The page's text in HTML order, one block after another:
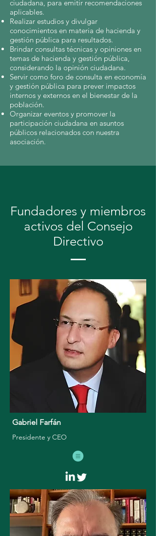
ciudadana, para emitir recomendaciones
aplicables.
Realizar estudios y divulgar
conocimientos en materia de hacienda y
gestión pública para resultados.
Brindar consultas técnicas y opiniones en
temas de hacienda y gestión pública,
considerando la opinión ciudadana.
Servir como foro de consulta en economía
y gestión pública para prever impactos
internos y externos en el bienestar de la
población.
Organizar eventos y promover la
participación ciudadana en asuntos
públicos relacionados con nuestra
asociación.
Fundadores y miembros
activos del Consejo
Directivo
Gabriel Farfán
Presidente y CEO